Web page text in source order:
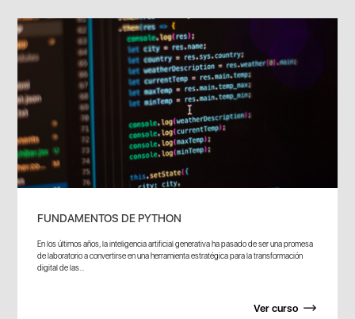
FUNDAMENTOS DE PYTHON
En los últimos años, la inteligencia artificial generativa ha pasado de ser una promesa
de laboratorio a convertirse en una herramienta estratégica para la transformación
digital de las...
Ver curso